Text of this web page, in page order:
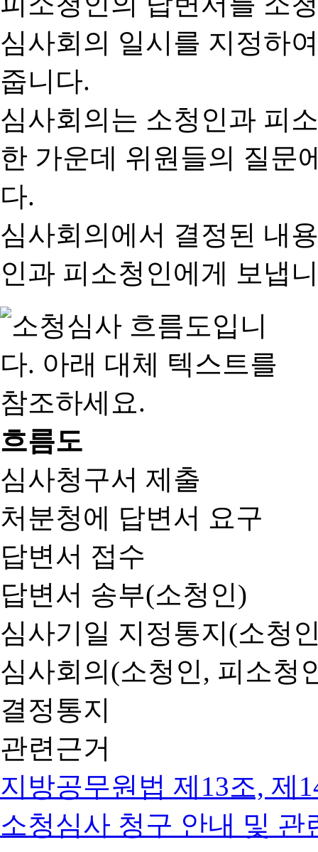
심사회의 일시를 지정하
줍니다.
심사회의는 소청인과 피
한 가운데 위원들의 질문
다.
심사회의에서 결정된 내
인과 피소청인에게 보냅
흐름도
심사청구서 제출
처분청에 답변서 요구
답변서 접수
답변서 송부(소청인)
심사기일 지정통지(소청
심사회의(소청인, 피소청
결정통지
관련근거
지방공무원법 제13조, 제
소청심사 청구 안내 및 관